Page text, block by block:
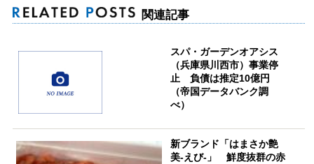
関連記事
スパ・ガーデンオアシス
（兵庫県川西市）事業停
止 負債は推定10億円
（帝国データバンク調
べ）
新ブランド「はまさか艶
美-えび-」 鮮度抜群の赤